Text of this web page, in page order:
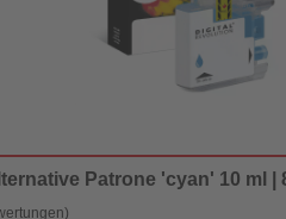
Patrone 'cyan' 10 ml